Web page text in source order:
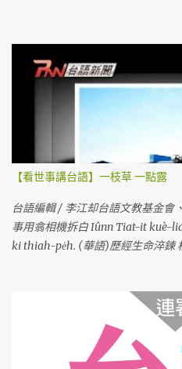
【看世事講台語】一枝草 一點露
台語編輯 / 李江却台語文教基金會
事用翕相機拆白 Iûnn Tiat-it kuè-
ki thiah-pe̍h. (華語)歷經生命淬鍊